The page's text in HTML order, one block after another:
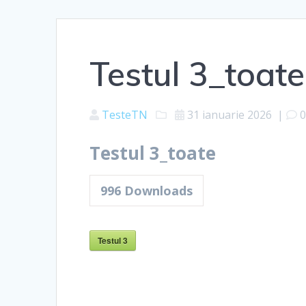
Testul 3_toate
TesteTN 31 ianuarie 2026 | 0
Testul 3_toate
996 Downloads
Testul 3